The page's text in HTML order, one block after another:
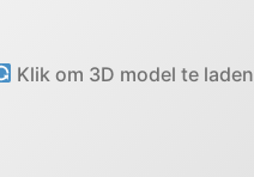
Klik om 3D model te laden